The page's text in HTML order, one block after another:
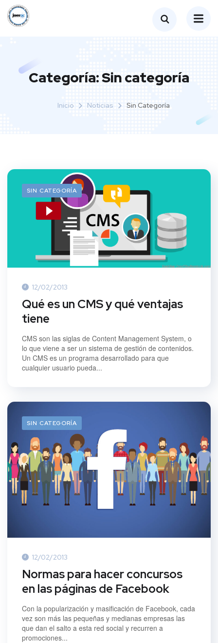
Categoría:Sin categoría
Inicio Noticias Sin Categoría
SIN CATEGORÍA
12/02/2013
Qué es un CMS y qué ventajas
tiene
CMS son las siglas de Content Management System, o
lo que viene a ser un sistema de gestión de contenidos.
Un CMS es un programa desarrollado para que
cualquier usuario pueda...
SIN CATEGORÍA
12/02/2013
Normas para hacer concursos
en las páginas de Facebook
Con la popularización y masificación de Facebook, cada
vez son más las pequeñas y medianas empresas las
que dan el salto a esta red social y recurren a
promociones...